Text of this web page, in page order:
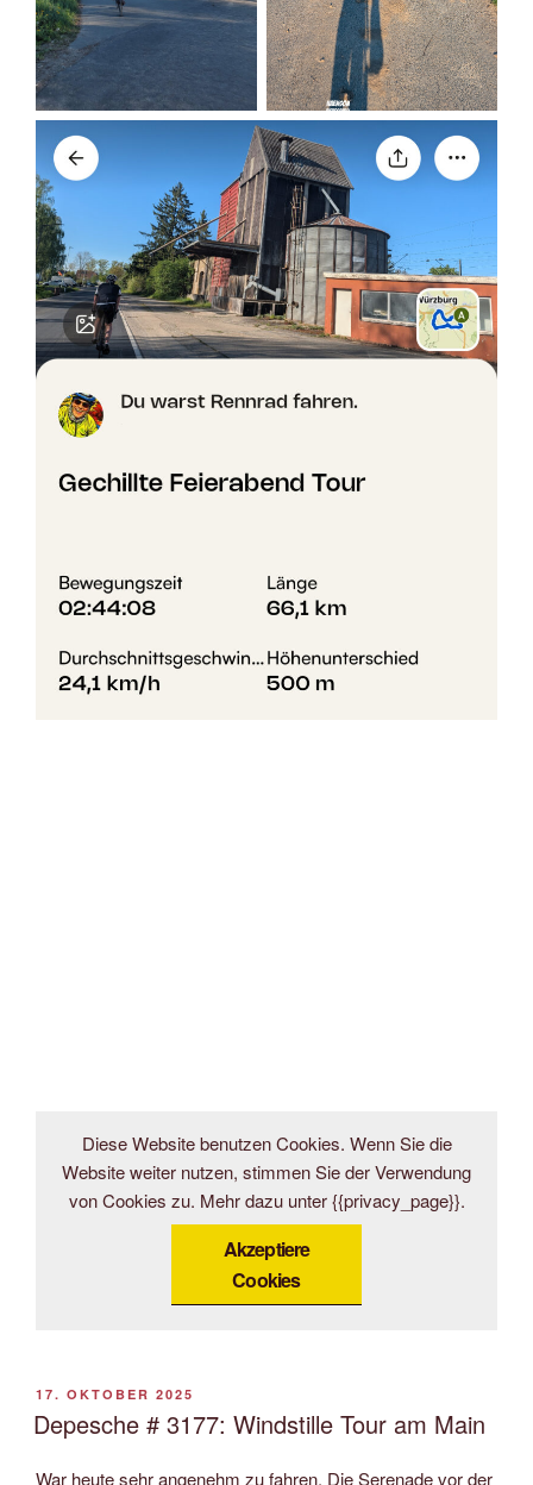
Diese Website benutzen Cookies. Wenn Sie die
Website weiter nutzen, stimmen Sie der Verwendung
von Cookies zu. Mehr dazu unter {{privacy_page}}.
Akzeptiere
Cookies
VERÖFFENTLICHT
AM
17. OKTOBER 2025
Depesche # 3177: Windstille Tour am Main
War heute sehr angenehm zu fahren. Die Serenade vor der